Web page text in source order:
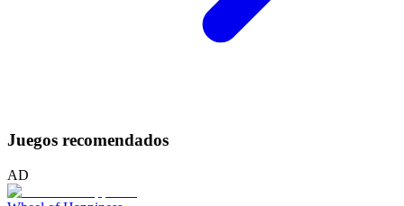
Juegos recomendados
AD